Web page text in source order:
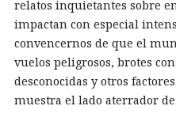
relatos inquietantes sobre
impactan con especial
convencernos de que el
vuelos peligrosos, brotes
desconocidas y otros
muestra el lado aterrador